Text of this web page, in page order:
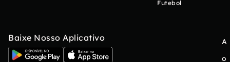
Futebol
Baixe Nosso Aplicativo
A
o